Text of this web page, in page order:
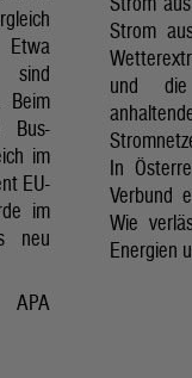
Etwa
sind
Beim
Bus-
im
EU-
im
neu
APA
Strom
und
In
Verbund
Wie
Energien